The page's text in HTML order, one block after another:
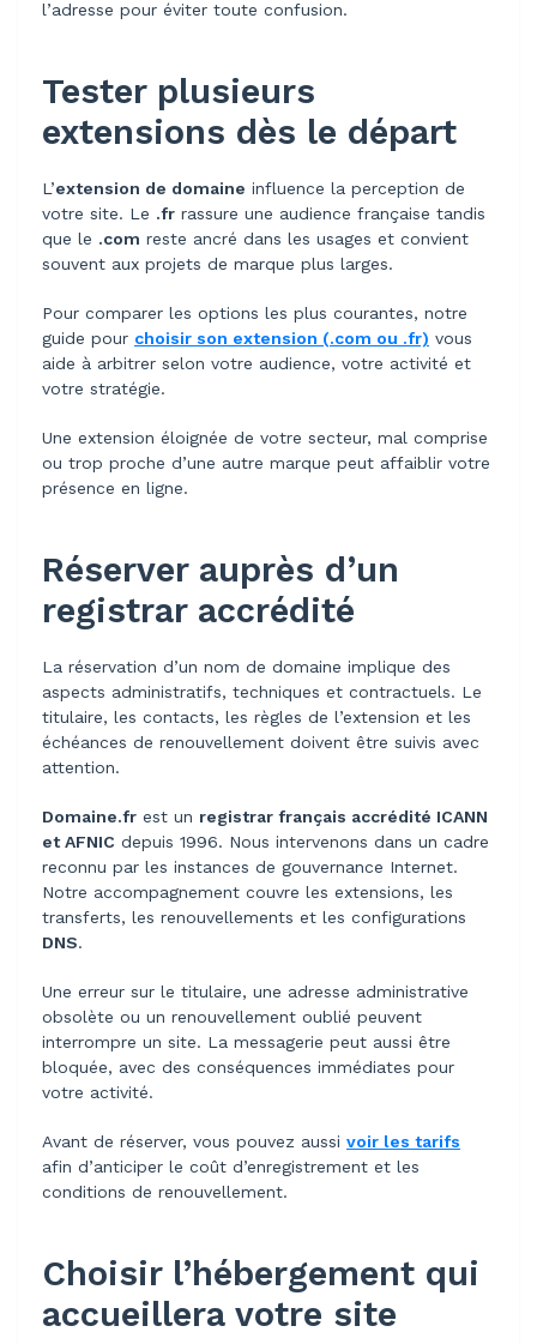
l’adresse pour éviter toute confusion.
Tester plusieurs
extensions dès le départ
L’extension de domaine influence la perception de
votre site. Le .fr rassure une audience française tandis
que le .com reste ancré dans les usages et convient
souvent aux projets de marque plus larges.
Pour comparer les options les plus courantes, notre
guide pour choisir son extension (.com ou .fr) vous
aide à arbitrer selon votre audience, votre activité et
votre stratégie.
Une extension éloignée de votre secteur, mal comprise
ou trop proche d’une autre marque peut affaiblir votre
présence en ligne.
Réserver auprès d’un
registrar accrédité
La réservation d’un nom de domaine implique des
aspects administratifs, techniques et contractuels. Le
titulaire, les contacts, les règles de l’extension et les
échéances de renouvellement doivent être suivis avec
attention.
Domaine.fr est un registrar français accrédité ICANN
et AFNIC depuis 1996. Nous intervenons dans un cadre
reconnu par les instances de gouvernance Internet.
Notre accompagnement couvre les extensions, les
transferts, les renouvellements et les configurations
DNS.
Une erreur sur le titulaire, une adresse administrative
obsolète ou un renouvellement oublié peuvent
interrompre un site. La messagerie peut aussi être
bloquée, avec des conséquences immédiates pour
votre activité.
Avant de réserver, vous pouvez aussi voir les tarifs
afin d’anticiper le coût d’enregistrement et les
conditions de renouvellement.
Choisir l’hébergement qui
accueillera votre site